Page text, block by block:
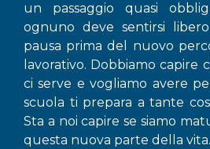
un passaggio quasi
ognuno deve sentirsi
pausa prima del nuovo
lavorativo. Dobbiamo capire
ci serve e vogliamo avere
scuola ti prepara a tante
Sta a noi capire se siamo
questa nuova parte della vita.